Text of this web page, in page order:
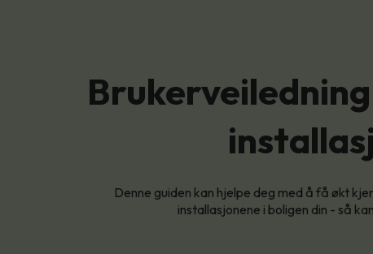
Denne guiden kan hjelpe deg med å få økt
installasjonene i boligen din - så